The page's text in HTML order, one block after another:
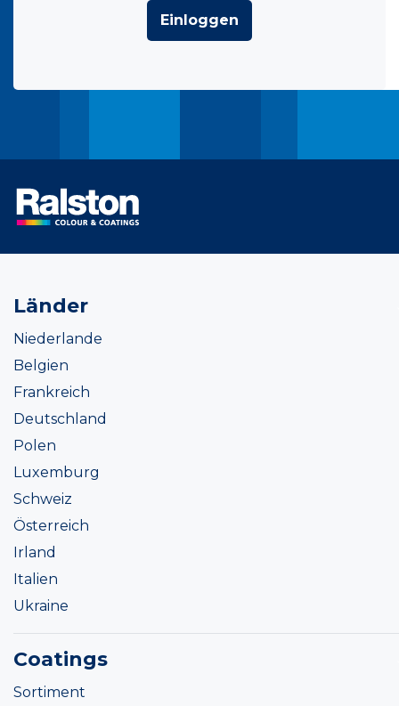
Einloggen
Länder
Niederlande
Belgien
Frankreich
Deutschland
Polen
Luxemburg
Schweiz
Österreich
Irland
Italien
Ukraine
Coatings
Sortiment